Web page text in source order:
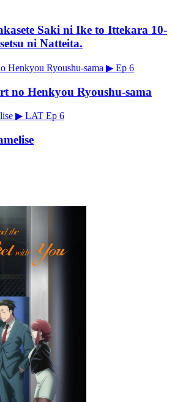
Saki ni Ike to Ittekara 10-
ni Natteita.
▶ Ep 6
no Henkyou Ryoushu-sama
▶ LAT Ep 6